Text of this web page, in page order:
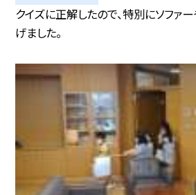
クイズに正解したので、特別にソファ
げました。